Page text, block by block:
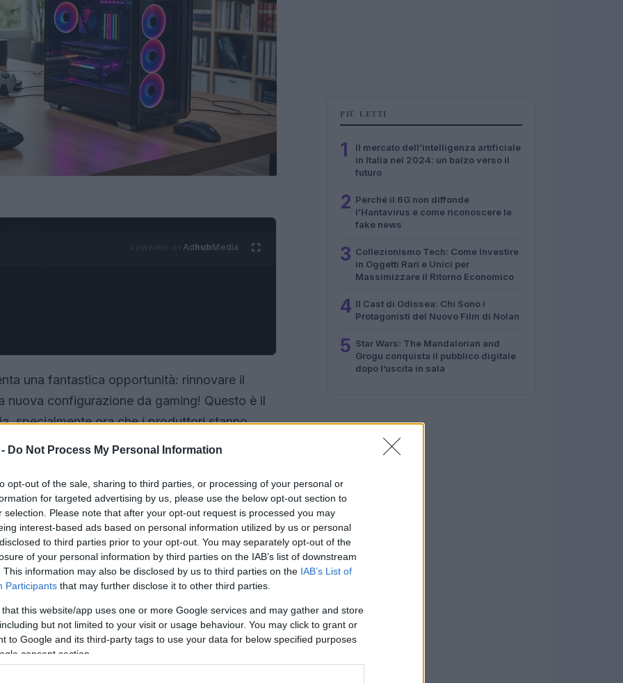
Do Not Process My Personal Information
opt-out of the sale, sharing to third parties, or processing of your personal or
for targeted advertising by us, please use the below opt-out section to
selection. Please note that after your opt-out request is processed you may
interest-based ads based on personal information utilized by us or personal
to third parties prior to your opt-out. You may separately opt-out of the
of your personal information by third parties on the IAB’s list of downstream
This information may also be disclosed by us to third parties on the IAB’s List of
Participants that may further disclose it to other third parties.
that this website/app uses one or more Google services and may gather and store
but not limited to your visit or usage behaviour. You may click to grant or
to Google and its third-party tags to use your data for below specified purposes
consent section.
AdhubMedia
una fantastica opportunità: rinnovare il
nuova configurazione da gaming! Questo è il
specialmente ora che i produttori stanno
modelli precedenti iniziano a scendere.
una vera e propria strategia di svuotamento
Sei pronto a scoprire come sfruttare al meglio
di gaming?
PIÙ LETTI
1
Il mercato dell’intelligenza artificiale
in Italia nel 2024: un balzo verso il
futuro
2 Perché il 6G non diffonde
l’Hantavirus e come riconoscere le
fake news
3 Collezionismo Tech: Come Investire
in Oggetti Rari e Unici per
Massimizzare il Ritorno Economico
4 Il Cast di Odissea: Chi Sono i
Protagonisti del Nuovo Film di Nolan
5 Star Wars: The Mandalorian and
Grogu conquista il pubblico digitale
dopo l’uscita in sala